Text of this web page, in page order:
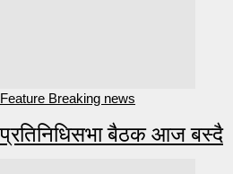
Feature Breaking news
प्रतिनिधिसभा बैठक आज बस्दै